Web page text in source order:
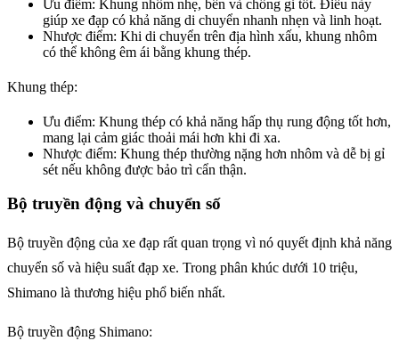
Ưu điểm: Khung nhôm nhẹ, bền và chống gỉ tốt. Điều này
giúp xe đạp có khả năng di chuyển nhanh nhẹn và linh hoạt.
Nhược điểm: Khi di chuyển trên địa hình xấu, khung nhôm
có thể không êm ái bằng khung thép.
Khung thép:
Ưu điểm: Khung thép có khả năng hấp thụ rung động tốt hơn,
mang lại cảm giác thoải mái hơn khi đi xa.
Nhược điểm: Khung thép thường nặng hơn nhôm và dễ bị gỉ
sét nếu không được bảo trì cẩn thận.
Bộ truyền động và chuyển số
Bộ truyền động của xe đạp rất quan trọng vì nó quyết định khả năng
chuyển số và hiệu suất đạp xe. Trong phân khúc dưới 10 triệu,
Shimano là thương hiệu phổ biến nhất.
Bộ truyền động Shimano: